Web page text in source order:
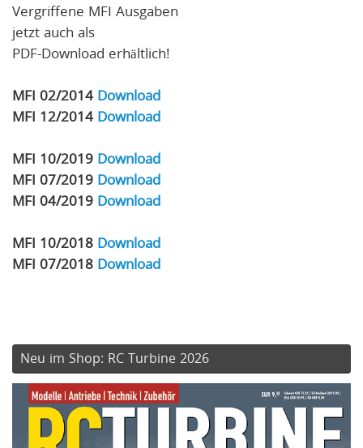
Vergriffene MFI Ausgaben
jetzt auch als
PDF-Download erhältlich!
MFI 02/2014 Download
MFI 12/2014 Download
MFI 10/2019 Download
MFI 07/2019 Download
MFI 04/2019 Download
MFI 10/2018 Download
MFI 07/2018 Download
Neu im Shop: RC Turbine 2026